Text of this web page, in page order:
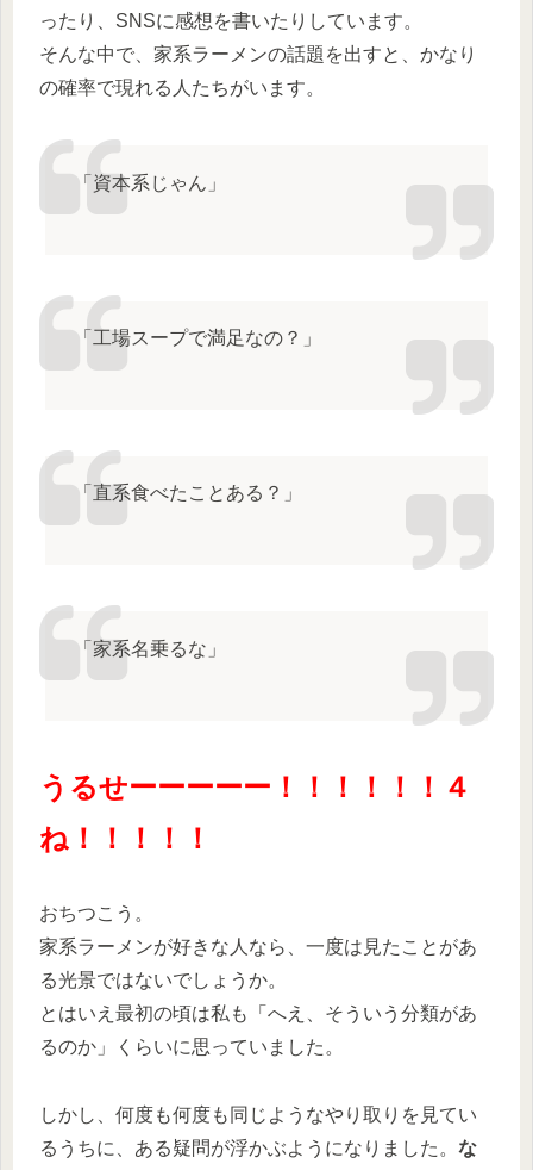
ったり、SNSに感想を書いたりしています。
そんな中で、家系ラーメンの話題を出すと、かなり
の確率で現れる人たちがいます。
「資本系じゃん」
「工場スープで満足なの？」
「直系食べたことある？」
「家系名乗るな」
うるせーーーーー！！！！！！４
ね！！！！！
おちつこう。
家系ラーメンが好きな人なら、一度は見たことがあ
る光景ではないでしょうか。
とはいえ最初の頃は私も「へえ、そういう分類があ
るのか」くらいに思っていました。
しかし、何度も何度も同じようなやり取りを見てい
るうちに、ある疑問が浮かぶようになりました。 な